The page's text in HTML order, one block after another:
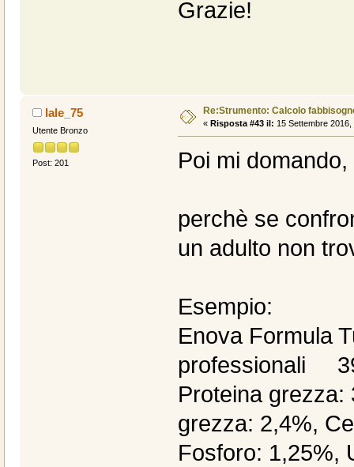
Grazie!
lale_75
Utente Bronzo
Post: 201
Re:Strumento: Calcolo
« Risposta #43 il: 15 Settembre 2016,
Poi mi domando,
perchè se
un adulto non
Esempio:
Enova Formula
professionali
Proteina
grezza: 2,4%,
Fosforo: 1,25%,